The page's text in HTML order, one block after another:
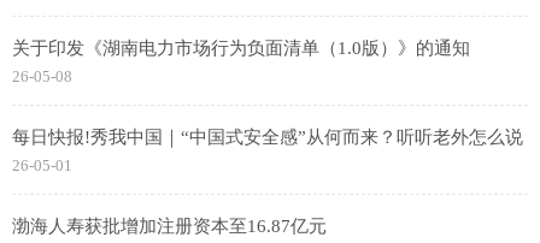
关于印发《湖南电力市场行为负面清单（1.0版）》的通知
26-05-08
每日快报!秀我中国｜“中国式安全感”从何而来？听听老外怎么说
26-05-01
渤海人寿获批增加注册资本至16.87亿元